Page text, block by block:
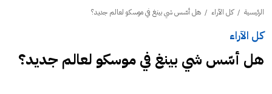
الرئيسية /كل الآراء / هل أسّس شي بينغ في موسكو لعالم جديد؟
كل الآراء
هل أسّس شي بينغ في موسكو لعالم جديد؟